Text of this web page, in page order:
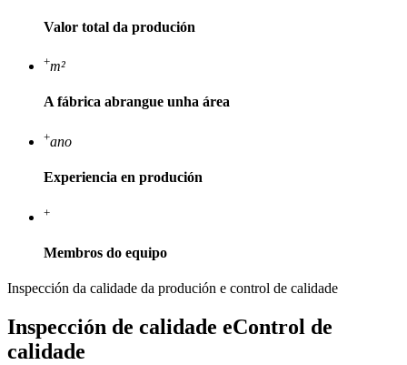
Valor total da produción
+m²
A fábrica abrangue unha área
+ano
Experiencia en produción
+
Membros do equipo
Inspección da calidade da produción e control de calidade
Inspección de calidade eControl de
calidade